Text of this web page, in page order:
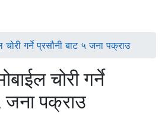
गर्ने प्रसौनी बाट ५ जना पक्राउ
चोरी गर्ने
जना पक्राउ